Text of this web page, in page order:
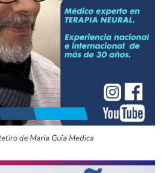
de Maria Guia Medica